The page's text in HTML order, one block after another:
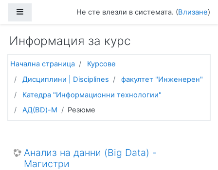
Страничен панелНе сте влезли в системата. (Влизане)
Информация за курс
Начална страница
Курсове
Дисциплини | Disciplines
факултет "Инженерен"
Катедра "Информационни технологии"
АД(BD)-M
Резюме
Анализ на данни (Big Data) -
Магистри